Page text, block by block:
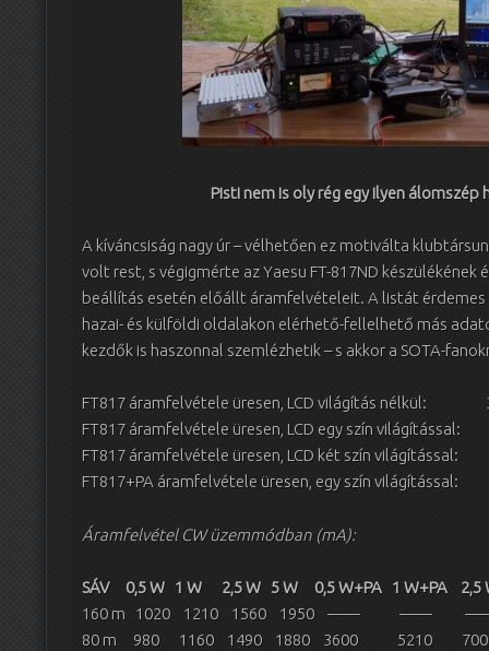
Pisti nem is oly rég egy ilyen
A kíváncsiság nagy úr – vélhetően ez motiválta
volt rest, s végigmérte az Yaesu FT-817ND készülékének
beállítás esetén előállt áramfelvételeit. A listát érdemes
hazai- és külföldi oldalakon elérhető-fellelhető más
kezdők is haszonnal szemlézhetik – s akkor a SOTA-
FT817 áramfelvétele üresen, LCD világítás nélkül:
FT817 áramfelvétele üresen, LCD egy szín világítással:
FT817 áramfelvétele üresen, LCD két szín világítással:
FT817+PA áramfelvétele üresen, egy szín
Áramfelvétel CW üzemmódban (mA):
SÁV
0,5 W 1 W 2,5 W 5 W 0,5 W+PA 1 W+PA 2,5
160 m 1020 1210 1560 1950 ——
80 m 980 1160 1490 1880 3600 5210